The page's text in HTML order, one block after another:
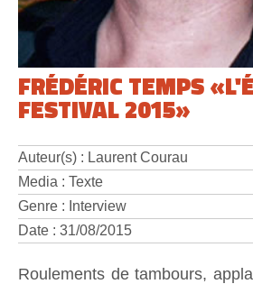
FRÉDÉRIC TEMPS
FESTIVAL 2015»
Auteur(s) : Laurent Courau
Media : Texte
Genre : Interview
Date : 31/08/2015
Roulements de tambours,